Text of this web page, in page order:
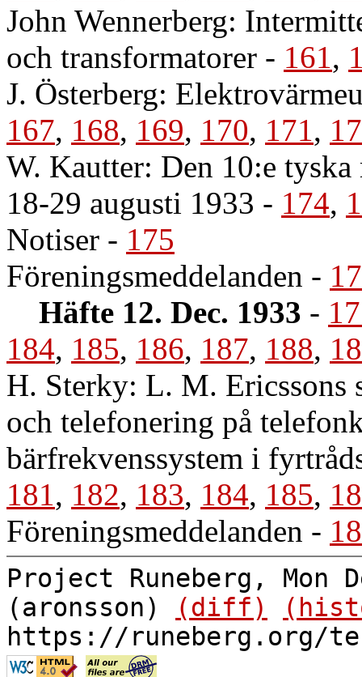
John Wennerberg:
och transformatorer - 161,
J. Österberg:
167, 168, 169, 170, 171,
W. Kautter: Den 10:e
18-29 augusti 1933 - 174,
Notiser - 175
Föreningsmeddelanden -
Häfte 12. Dec. 1933 -
184, 185, 186, 187, 188,
H. Sterky: L. M. Ericssons
och telefonering på
bärfrekvenssystem i
181, 182, 183, 184, 185,
Föreningsmeddelanden -
Project Runeberg, Mon
(aronsson)
(diff)
https://runeberg.org/